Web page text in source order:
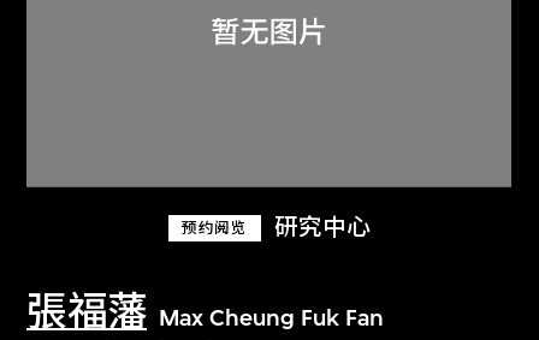
预约阅览 研究中心
張福藩 Max Cheung Fuk Fan
关于M+藏品
探索世界顶级的二十及二十一世纪视觉
文化藏品。